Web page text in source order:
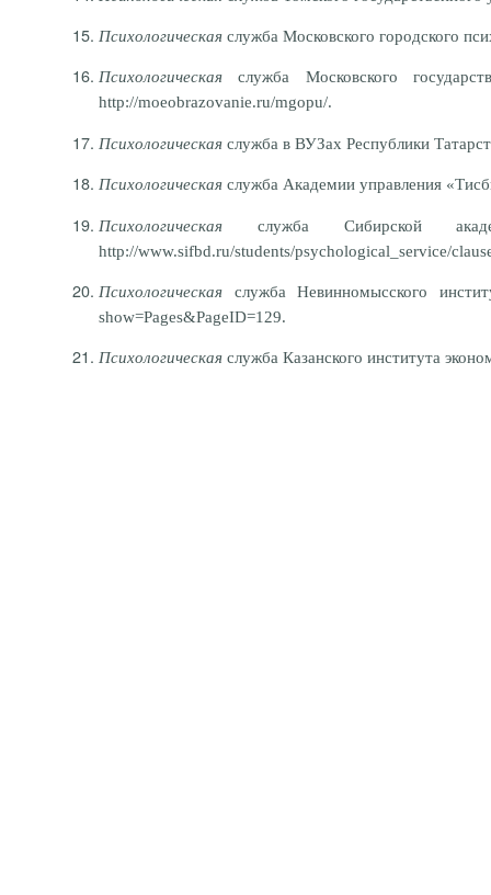
Психологическая служба Московского городского
Психологическая служба Московского
http://moeobrazovanie.ru/mgopu/.
Психологическая служба в ВУЗах Республики
Психологическая служба Академии управления
Психологическая служба Сибирской
http://www.sifbd.ru/students/psychological_service/
Психологическая служба Невинномысского
show=Pages&PageID=129.
Психологическая служба Казанского института